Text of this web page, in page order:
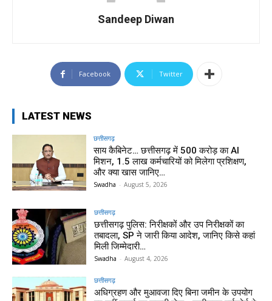
Sandeep Diwan
Facebook Twitter
LATEST NEWS
छत्तीसगढ़
साय कैबिनेट… छत्तीसगढ़ में 500 करोड़ का AI
मिशन, 1.5 लाख कर्मचारियों को मिलेगा प्रशिक्षण,
और क्या खास जानिए…
Swadha - August 5, 2026
छत्तीसगढ़
छत्तीसगढ़ पुलिस: निरीक्षकों और उप निरीक्षकों का
तबादला, SP ने जारी किया आदेश, जानिए किसे कहां
मिली जिम्मेदारी…
Swadha - August 4, 2026
छत्तीसगढ़
अधिग्रहण और मुआवजा दिए बिना जमीन के उपयोग